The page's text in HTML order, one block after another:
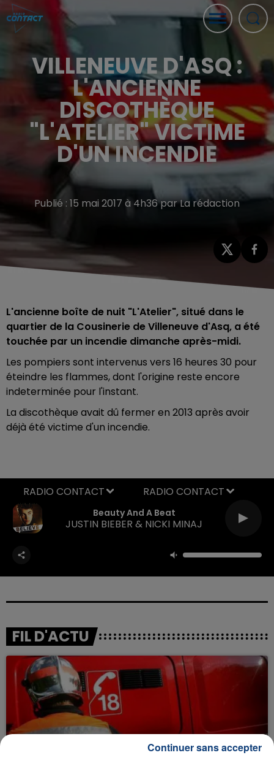
VILLENEUVE D'ASQ :
L'ANCIENNE
DISCOTHÈQUE
"L'ATELIER" VICTIME
D'UN INCENDIE
Publié : 15 mai 2017 à 4h36 par La rédaction
L'ancienne boîte de nuit "L'Atelier", situé dans le
quartier de la Cousinerie de Villeneuve d'Asq, a été
touchée par un incendie dimanche après-midi.
Les pompiers sont intervenus vers 16 heures 30 pour
éteindre les flammes, dont l'origine reste encore
indeterminée pour l'instant.
La discothèque avait dû fermer en 2013 après avoir
déjà été victime d'un incendie.
Beauty And A Beat
JUSTIN BIEBER & NICKI MINAJ
RADIO CONTACT
FIL D'ACTU
Continuer sans accepter